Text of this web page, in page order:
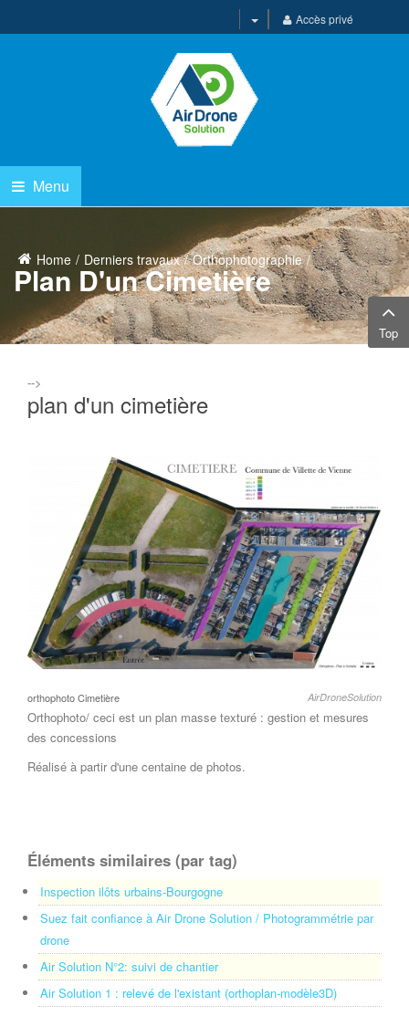
Accès privé
Menu
Home Derniers travaux Orthophotographie
Plan D'un Cimetière
-->
plan d'un cimetière
orthophoto Cimetière AirDroneSolution
Orthophoto/ ceci est un plan masse texturé : gestion et mesures
des concessions
Réalisé à partir d'une centaine de photos.
Éléments similaires (par tag)
Inspection ilôts urbains-Bourgogne
Suez fait confiance à Air Drone Solution / Photogrammétrie par
drone
Air Solution N°2: suivi de chantier
Air Solution 1 : relevé de l'existant (orthoplan-modèle3D)
Top